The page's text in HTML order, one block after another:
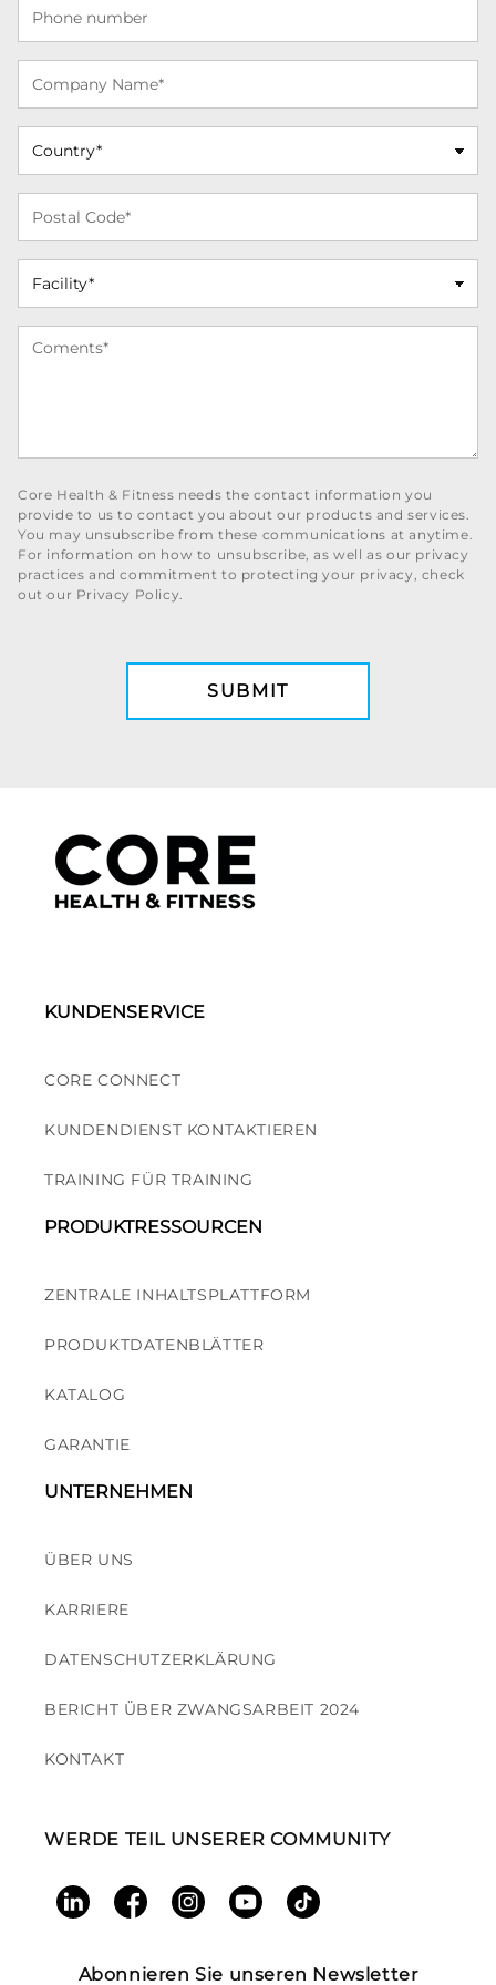
Core Health & Fitness needs the contact information you
provide to us to contact you about our products and services.
You may unsubscribe from these communications at anytime.
For information on how to unsubscribe, as well as our privacy
practices and commitment to protecting your privacy, check
out our Privacy Policy.
KUNDENSERVICE
CORE CONNECT
KUNDENDIENST KONTAKTIEREN
TRAINING FÜR TRAINING
PRODUKTRESSOURCEN
ZENTRALE INHALTSPLATTFORM
PRODUKTDATENBLÄTTER
KATALOG
GARANTIE
UNTERNEHMEN
ÜBER UNS
KARRIERE
DATENSCHUTZERKLÄRUNG
BERICHT ÜBER ZWANGSARBEIT 2024
KONTAKT
WERDE TEIL UNSERER COMMUNITY
LinkedInFacebookInstagramYouTubeTikTok
Abonnieren Sie unseren Newsletter